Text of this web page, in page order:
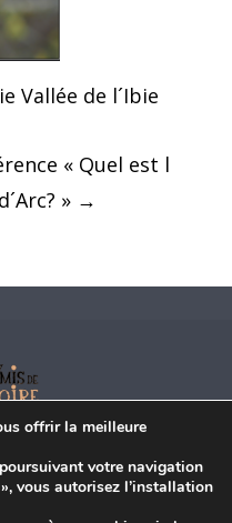
Vallée de l´Ibie
« Quel est l
» →
|
la Région de Vallon
offrir la meilleure
votre navigation
vous autorisez l’installation